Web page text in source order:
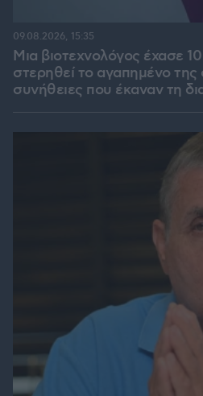
Μια βιοτεχνολόγος έχασε
στερηθεί το αγαπημένο
συνήθειες που έκαναν τη
09.08.2026, 15:35